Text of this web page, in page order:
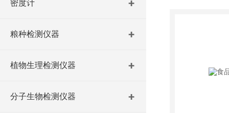
密度计
粮种检测仪器
植物生理检测仪器
分子生物检测仪器